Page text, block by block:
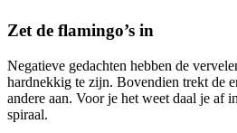
Zet de flamingo’s in
Negatieve gedachten hebben de
hardnekkig te zijn. Bovendien trekt de
andere aan. Voor je het weet daal je af
spiraal.